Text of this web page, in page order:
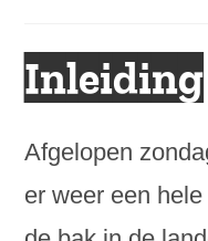
bericht:
Inleiding
Afgelopen
er weer een